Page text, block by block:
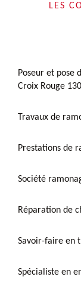
LES
Poseur et pose
Croix Rouge
Travaux de
Prestations de
Société
Réparation de
Savoir-faire en
Spécialiste en